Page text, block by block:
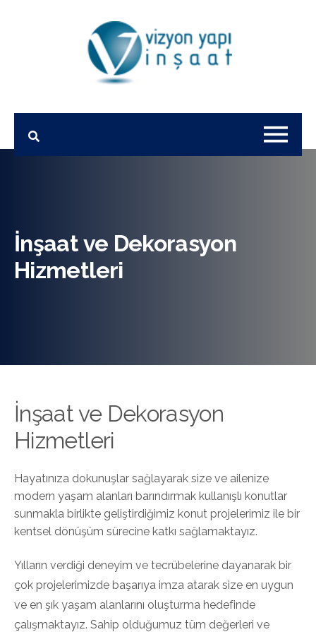
İnşaat ve Dekorasyon
Hizmetleri
İnşaat ve Dekorasyon
Hizmetleri
Hayatınıza dokunuşlar sağlayarak size ve ailenize
modern yaşam alanları barındırmak kullanışlı konutlar
sunmakla birlikte geliştirdiğimiz konut projelerimiz ile bir
kentsel dönüşüm sürecine katkı sağlamaktayız.
Yılların verdiği deneyim ve tecrübelerine dayanarak bir
çok projelerimizde başarıya imza atarak size en uygun
ve en şık yaşam alanlarını oluşturma hedefinde
çalışmaktayız. Sahip olduğumuz tüm değerleri ve